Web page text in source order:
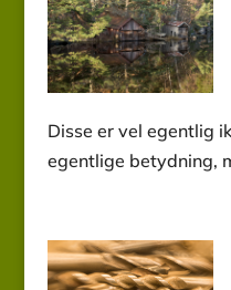
Disse er vel egentlig
egentlige betydning,